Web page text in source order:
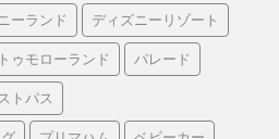
ーランド ディズニーリゾート
トゥモローランド パレード
トパス